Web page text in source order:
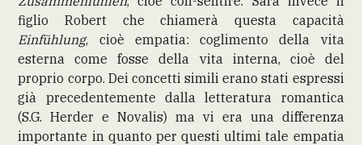
figlio Robert che chiamerà questa capacità
Einfühlung, cioè empatia: coglimento della vita
esterna come fosse della vita interna, cioè del
proprio corpo. Dei concetti simili erano stati espressi
già precedentemente dalla letteratura romantica
(S.G. Herder e Novalis) ma vi era una differenza
importante in quanto per questi ultimi tale empatia